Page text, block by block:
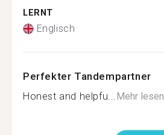
LERNT
Englisch
Perfekter Tandempartner
Honest and helpfu...Mehr lesen